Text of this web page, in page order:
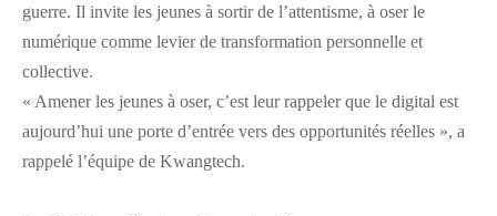
guerre. Il invite les jeunes à sortir de l’attentisme, à oser le
numérique comme levier de transformation personnelle et
collective.
« Amener les jeunes à oser, c’est leur rappeler que le digital est
aujourd’hui une porte d’entrée vers des opportunités réelles », a
rappelé l’équipe de Kwangtech.